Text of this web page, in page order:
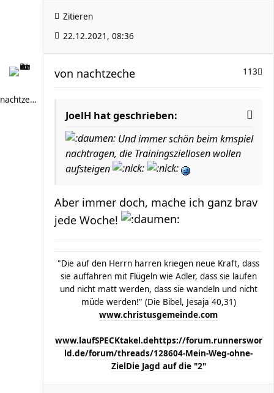
Zitieren
22.12.2021, 08:36
nachtzeche
113
von nachtzeche
JoelH hat geschrieben:
Und immer schön beim kmspiel
nachtragen, die Trainingsziellosen wollen
aufsteigen
Aber immer doch, mache ich ganz brav
jede Woche!
"Die auf den Herrn harren kriegen neue Kraft, dass
sie auffahren mit Flügeln wie Adler, dass sie laufen
und nicht matt werden, dass sie wandeln und nicht
müde werden!" (Die Bibel, Jesaja 40,31)
www.christusgemeinde.com
www.laufSPECKtakel.dehttps://forum.runnerswor
ld.de/forum/threads/128604-Mein-Weg-ohne-
ZielDie Jagd auf die "2"